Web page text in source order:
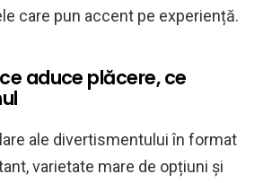
care pun accent pe experiență.
aduce plăcere, ce
ale divertismentului în format
varietate mare de opțiuni și